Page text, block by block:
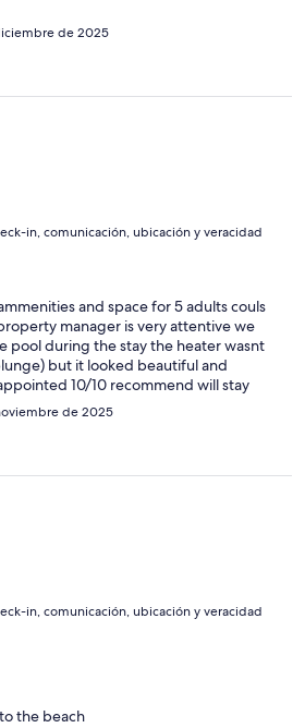
de 2025
in, comunicación, ubicación y veracidad
and space for 5 adults couls
manager is very attentive we
pool during the stay the heater wasnt
but it looked beautiful and
10/10 recommend will stay
de 2025
in, comunicación, ubicación y veracidad
the beach